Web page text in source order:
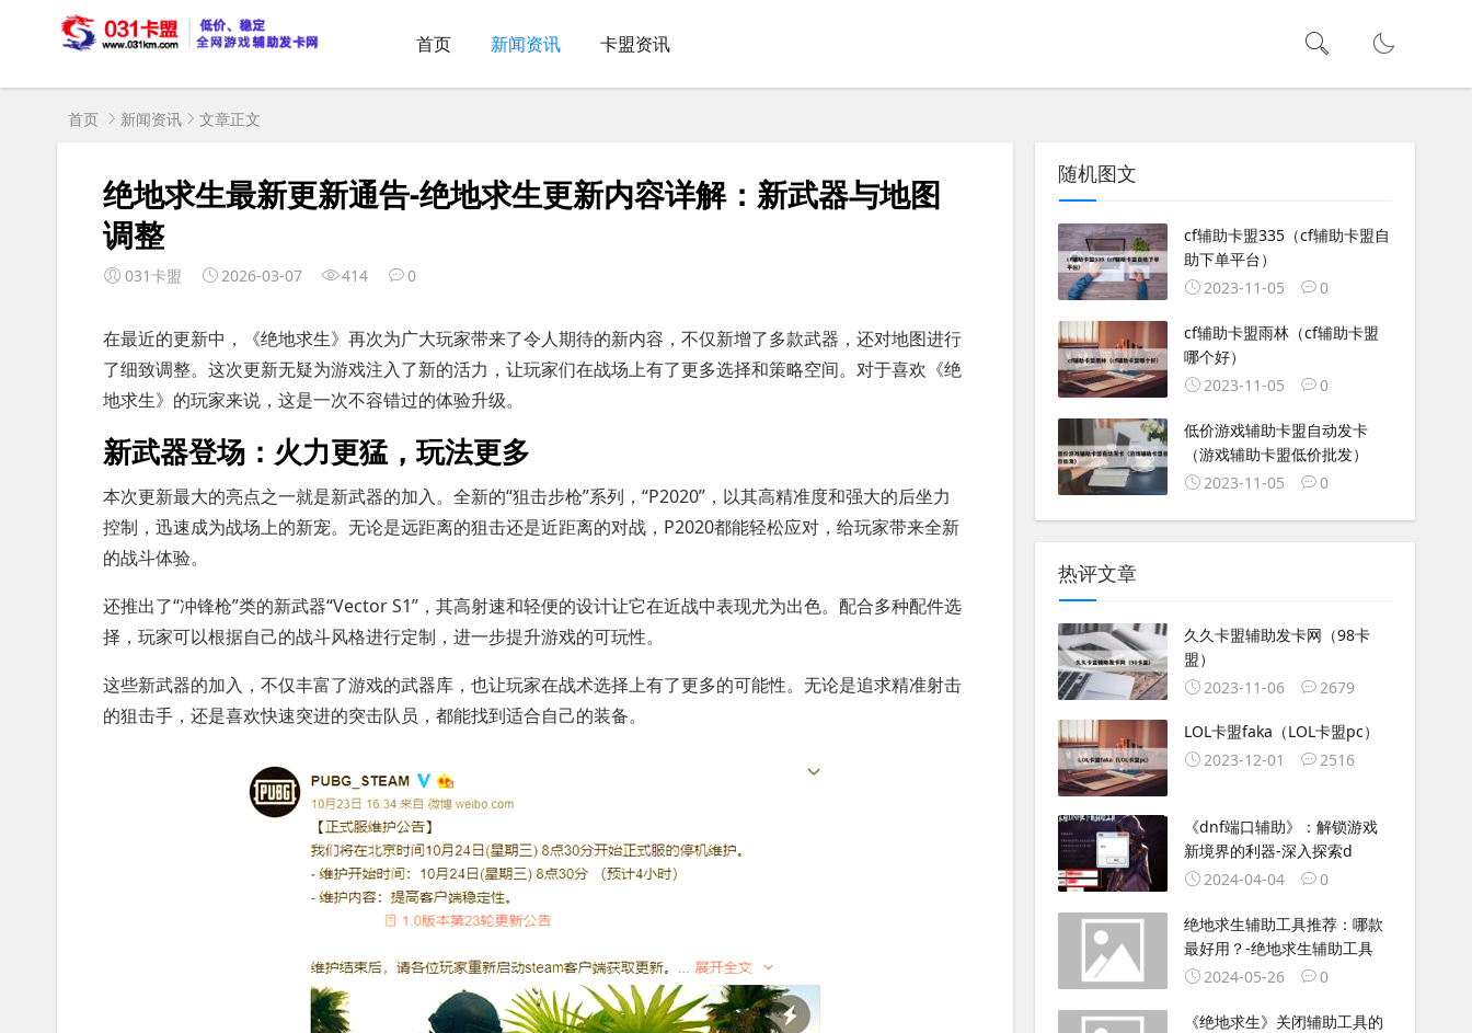
首页 新闻资讯 卡盟资讯
首页 新闻资讯 文章正文
绝地求生最新更新通告-绝地求生更新内容详解：新武器与地图
调整
031卡盟 2026-03-07 414 0
在最近的更新中，《绝地求生》再次为广大玩家带来了令人期待的新内容，不仅新增了多款武器，还对地图进行
了细致调整。这次更新无疑为游戏注入了新的活力，让玩家们在战场上有了更多选择和策略空间。对于喜欢《绝
地求生》的玩家来说，这是一次不容错过的体验升级。
新武器登场：火力更猛，玩法更多
本次更新最大的亮点之一就是新武器的加入。全新的“狙击步枪”系列，“P2020”，以其高精准度和强大的后坐力
控制，迅速成为战场上的新宠。无论是远距离的狙击还是近距离的对战，P2020都能轻松应对，给玩家带来全新
的战斗体验。
还推出了“冲锋枪”类的新武器“Vector S1”，其高射速和轻便的设计让它在近战中表现尤为出色。配合多种配件选
择，玩家可以根据自己的战斗风格进行定制，进一步提升游戏的可玩性。
这些新武器的加入，不仅丰富了游戏的武器库，也让玩家在战术选择上有了更多的可能性。无论是追求精准射击
的狙击手，还是喜欢快速突进的突击队员，都能找到适合自己的装备。
随机图文
cf辅助卡盟335（cf辅助卡盟自
助下单平台）
2023-11-05
0
cf辅助卡盟雨林（cf辅助卡盟
哪个好）
2023-11-05
0
低价游戏辅助卡盟自动发卡
（游戏辅助卡盟低价批发）
2023-11-05
0
热评文章
久久卡盟辅助发卡网（98卡
盟）
2023-11-06
2679
LOL卡盟faka（LOL卡盟pc）
2023-12-01
2516
《dnf端口辅助》：解锁游戏
新境界的利器-深入探索d
2024-04-04
0
绝地求生辅助工具推荐：哪款
最好用？-绝地求生辅助工具
2024-05-26
0
《绝地求生》关闭辅助工具的